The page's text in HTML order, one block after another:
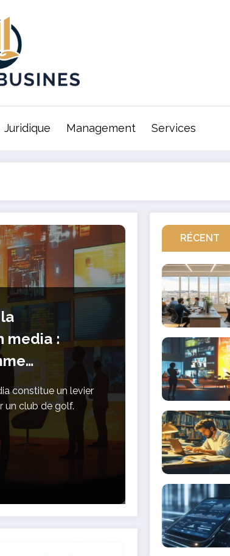
Juridique Management Services
media :
club
constitue un levier
un club de golf.
RÉCENT